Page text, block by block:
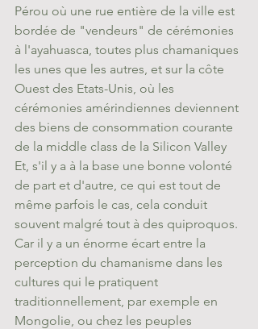
Pérou où une rue entière de la ville est
bordée de "vendeurs" de cérémonies
à l'ayahuasca, toutes plus chamaniques
les unes que les autres, et sur la côte
Ouest des Etats-Unis, où les
cérémonies amérindiennes deviennent
des biens de consommation courante
de la middle class de la Silicon Valley
Et, s'il y a à la base une bonne volonté
de part et d'autre, ce qui est tout de
même parfois le cas, cela conduit
souvent malgré tout à des quiproquos.
Car il y a un énorme écart entre la
perception du chamanisme dans les
cultures qui le pratiquent
traditionnellement, par exemple en
Mongolie, ou chez les peuples